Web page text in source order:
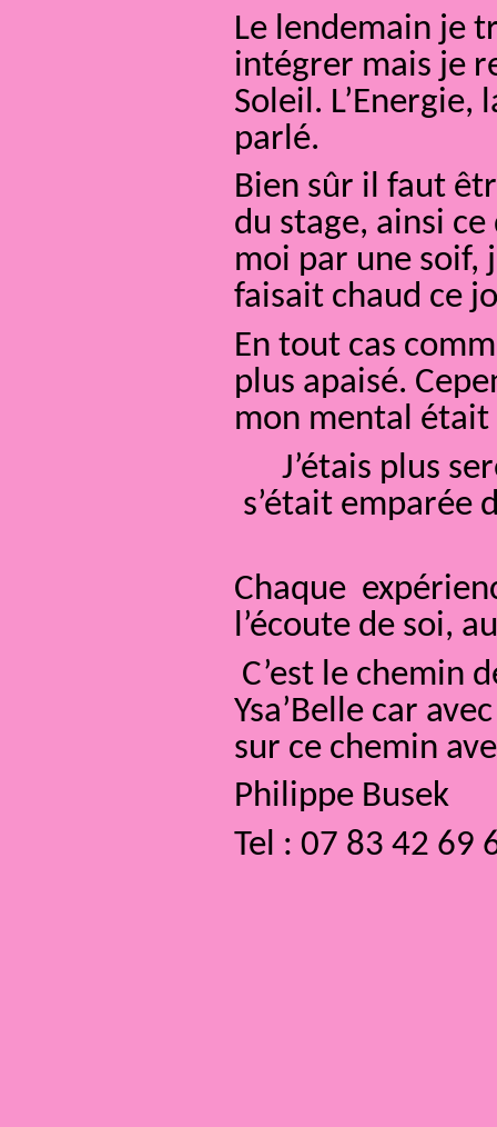
Le lendemain je
intégrer mais je
Soleil.
parlé.
Bien sûr il faut
du stage, ainsi
moi par une soif,
faisait chaud ce
En tout cas
plus apaisé.
mon mental
J’étais plus
s’était emparée
Chaque
l’écoute de soi,
C’est le chemin
Ysa’Belle car
sur ce chemin
Philippe Busek
Tel : 07 83 42 69